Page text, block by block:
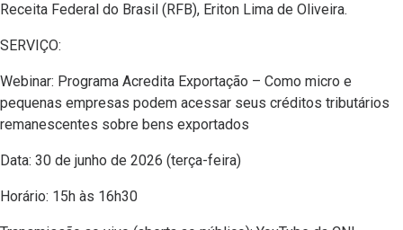
Receita Federal do Brasil (RFB), Eriton Lima de Oliveira.
SERVIÇO:
Webinar: Programa Acredita Exportação – Como micro e
pequenas empresas podem acessar seus créditos tributários
remanescentes sobre bens exportados
Data: 30 de junho de 2026 (terça-feira)
Horário: 15h às 16h30